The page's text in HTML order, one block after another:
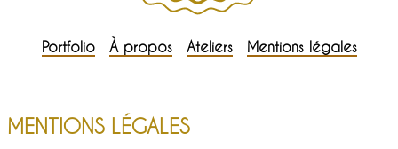
Portfolio À propos Ateliers Mentions légales
MENTIONS LÉGALES